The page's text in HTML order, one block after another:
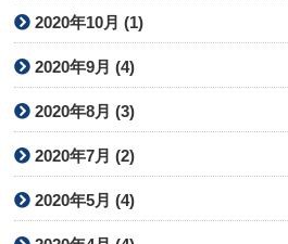
2020年10月 (1)
2020年9月 (4)
2020年8月 (3)
2020年7月 (2)
2020年5月 (4)